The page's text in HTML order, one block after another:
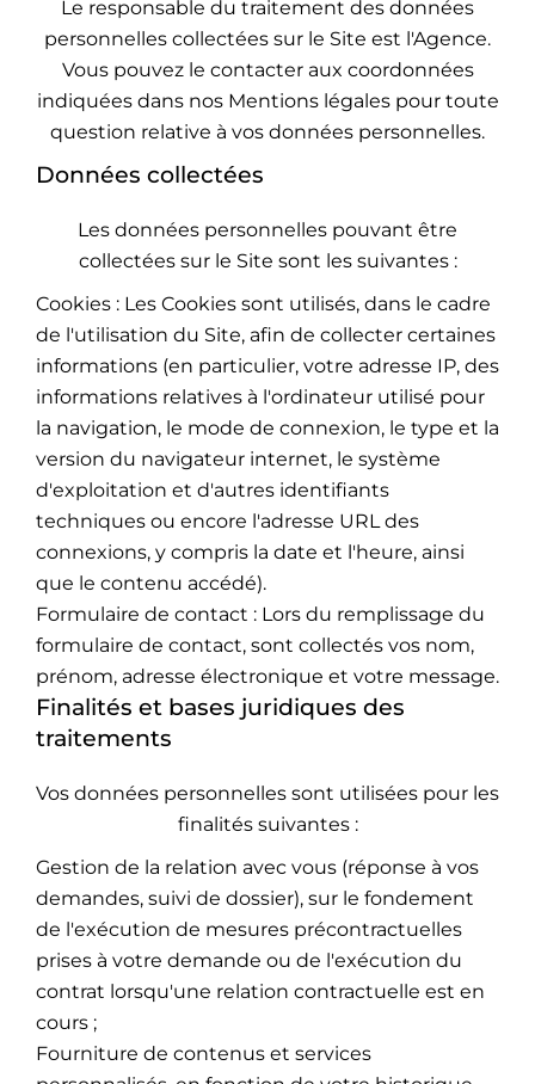
Le responsable du traitement des données
personnelles collectées sur le Site est l'Agence.
Vous pouvez le contacter aux coordonnées
indiquées dans nos Mentions légales pour toute
question relative à vos données personnelles.
Données collectées
Les données personnelles pouvant être
collectées sur le Site sont les suivantes :
Cookies : Les Cookies sont utilisés, dans le cadre
de l'utilisation du Site, afin de collecter certaines
informations (en particulier, votre adresse IP, des
informations relatives à l'ordinateur utilisé pour
la navigation, le mode de connexion, le type et la
version du navigateur internet, le système
d'exploitation et d'autres identifiants
techniques ou encore l'adresse URL des
connexions, y compris la date et l'heure, ainsi
que le contenu accédé).
Formulaire de contact : Lors du remplissage du
formulaire de contact, sont collectés vos nom,
prénom, adresse électronique et votre message.
Finalités et bases juridiques des
traitements
Vos données personnelles sont utilisées pour les
finalités suivantes :
Gestion de la relation avec vous (réponse à vos
demandes, suivi de dossier), sur le fondement
de l'exécution de mesures précontractuelles
prises à votre demande ou de l'exécution du
contrat lorsqu'une relation contractuelle est en
cours ;
Fourniture de contenus et services